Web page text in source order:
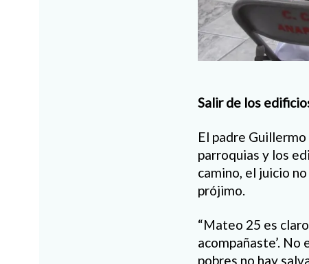
Salir de los
El padre
parroquias y los
camino, el juicio
prójimo.
“Mateo 25 es
acompañaste’.
pobres no hay